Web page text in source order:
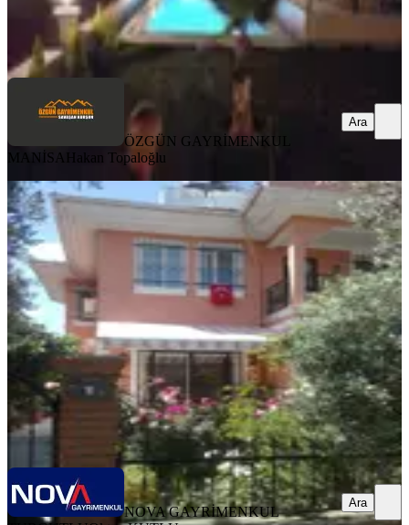
ÖZGÜN GAYRİMENKUL MANİSAHakan Topaloğlu
Ara
ÖZGÜN GAYRİMENKUL
MANİSA
Hakan Topaloğlu
Ara
KOMBİLİ
Ergenekon'da Harika Konum 5+1
Müstakil Satılık Villa
Turgutlu, Ergenekon Mahallesi
5+1·349 m² ·09.07.2026
17.300.000 ₺
NOVA GAYRİMENKUL TURGUTLUOktay KUTLU
NOVA GAYRİMENKUL
Ara